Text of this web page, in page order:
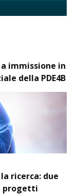
immissione in
della PDE4B
ricerca: due
progetti